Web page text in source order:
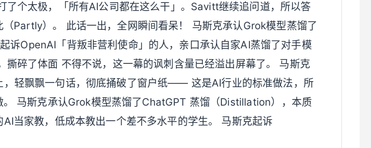
了个太极，「所有AI公司都在这么干」。Savitt继续追问道，所以答
Partly）。 此话一出，全网瞬间看呆！ 马斯克承认Grok模型蒸馏了
诉OpenAI「背叛非营利使命」的人，亲口承认自家AI蒸馏了对手模
撕碎了体面 不得不说，这一幕的讽刺含量已经溢出屏幕了。 马斯克
，轻飘飘一句话，彻底捅破了窗户纸—— 这是AI行业的标准做法，所
。 马斯克承认Grok模型蒸馏了ChatGPT 蒸馏（Distillation），本质
AI当家教，低成本教出一个差不多水平的学生。 马斯克起诉